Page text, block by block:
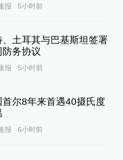
报 5小时前
、土耳其与巴基斯坦签署
防务协议
报 5小时前
首尔8年来首遇40摄氏度
报 6小时前